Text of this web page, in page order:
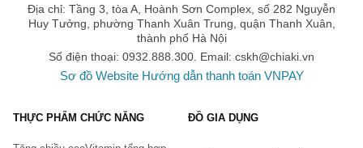
Kem nền CC Cream Naris Cosmetics Ailus Natural
Beauty
Kem CC trang điểm dưỡng trắng da Transino Nhật Bản
Trong loại kem này chứa thành phần chống nắng nên nó có
Địa chỉ: Tầng 3, tòa A, Hoành Sơn Complex, số 282 Nguyễn
Huy Tưởng, phường Thanh Xuân Trung, quận Thanh Xuân,
thành phố Hà Nội
Số điện thoại: 0932.888.300. Email: cskh@chiaki.vn
Sơ đồ Website Hướng dẫn thanh toán VNPAY
THỰC PHẨM CHỨC NĂNG ĐỒ GIA DỤNG